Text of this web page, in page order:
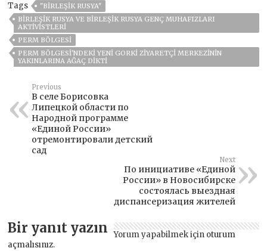
Tags
"BIRLEŞIK RUSYA"
BIRLEŞIK RUSYA VE BIRLEŞIK RUSYA GENÇ MUHAFIZLARI
AKTIVISTLERI
PERM BÖLGESI
PERM BÖLGESI'NDEKI YENI GORKI ZIYARETÇI MERKEZININ
YAKINLARINA AĞAÇ DIKTI
Previous
В селе Борисовка
Липецкой области по
Народной программе
«Единой России»
отремонтировали детский
сад
Next
По инициативе «Единой
России» в Новосибирске
состоялась выездная
диспансеризация жителей
Bir yanıt yazın Yorum yapabilmek için oturum
açmalısınız.